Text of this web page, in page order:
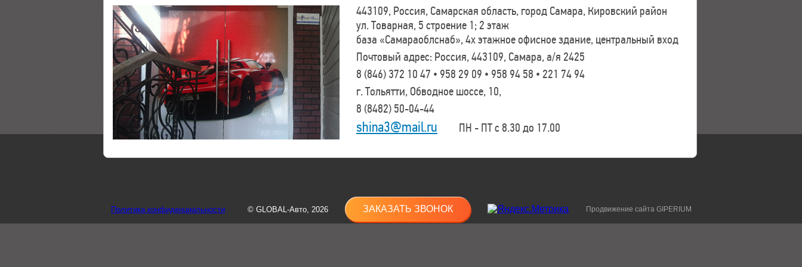
443109, Россия, Самарская область, город Самара, Кировский район
ул. Товарная, 5 строение 1; 2 этаж
база «Самараоблснаб», 4х этажное офисное здание, центральный вход
Почтовый адрес: Россия, 443109, Самара, а/я 2425
8 (846) 372 10 47 • 958 29 09 • 958 94 58 • 221 74 94
г. Тольятти, Обводное шоссе, 10,
8 (8482) 50-04-44
shina3@mail.ru ПН - ПТ с 8.30 до 17.00
Политика конфиденциальности © GLOBAL-Авто, 2026 ЗАКАЗАТЬ ЗВОНОК Продвижение сайта GIPERIUM